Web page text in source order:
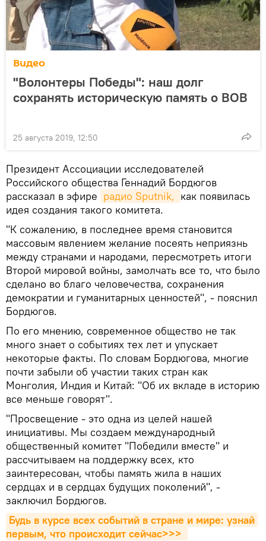
Видео
"Волонтеры Победы": наш долг
сохранять историческую память о ВОВ
25 августа 2019, 12:50
Президент Ассоциации исследователей
Российского общества Геннадий Бордюгов
рассказал в эфире радио Sputnik, как появилась
идея создания такого комитета.
"К сожалению, в последнее время становится
массовым явлением желание посеять неприязнь
между странами и народами, пересмотреть итоги
Второй мировой войны, замолчать все то, что было
сделано во благо человечества, сохранения
демократии и гуманитарных ценностей", - пояснил
Бордюгов.
По его мнению, современное общество не так
много знает о событиях тех лет и упускает
некоторые факты. По словам Бордюгова, многие
почти забыли об участии таких стран как
Монголия, Индия и Китай: "Об их вкладе в историю
все меньше говорят".
"Просвещение - это одна из целей нашей
инициативы. Мы создаем международный
общественный комитет "Победили вместе" и
рассчитываем на поддержку всех, кто
заинтересован, чтобы память жила в наших
сердцах и в сердцах будущих поколений", -
заключил Бордюгов.
Будь в курсе всех событий в стране и мире: узнай
первым, что происходит сейчаc>>>